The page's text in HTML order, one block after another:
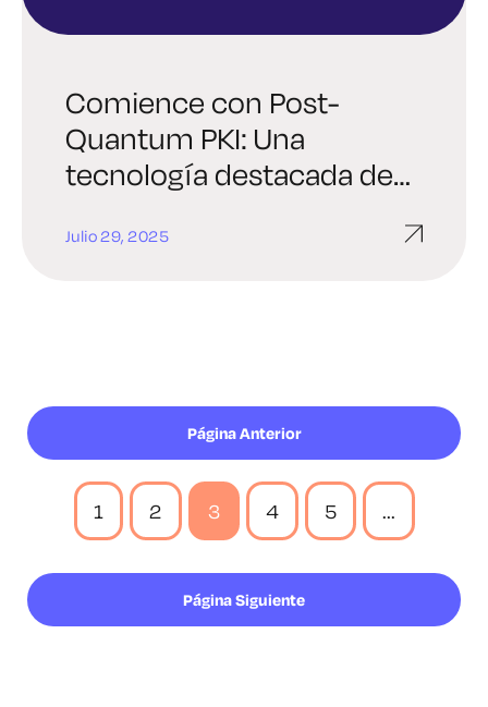
Comience con Post-
Quantum PKI: Una
tecnología destacada de
Julio 29, 2025
Página Anterior
1 2 3 4 5 ...
Página Siguiente